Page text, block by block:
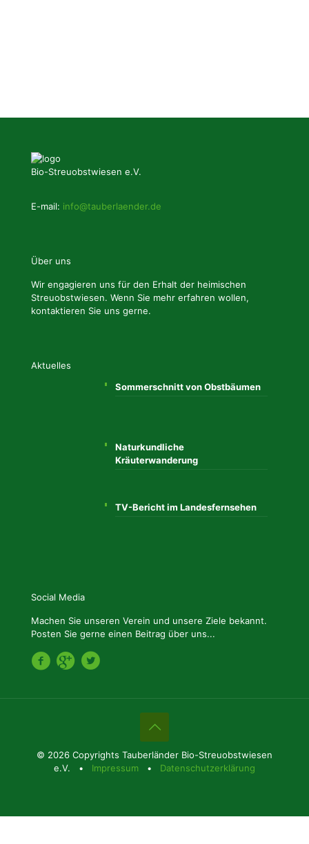
Bio-Streuobstwiesen e.V.
E-mail: info@tauberlaender.de
Über uns
Wir engagieren uns für den Erhalt der heimischen
Streuobstwiesen. Wenn Sie mehr erfahren wollen,
kontaktieren Sie uns gerne.
Aktuelles
Sommerschnitt von Obstbäumen
Naturkundliche
Kräuterwanderung
TV-Bericht im Landesfernsehen
Social Media
Machen Sie unseren Verein und unsere Ziele bekannt.
Posten Sie gerne einen Beitrag über uns...
© 2026 Copyrights Tauberländer Bio-Streuobstwiesen
e.V. • Impressum • Datenschutzerklärung